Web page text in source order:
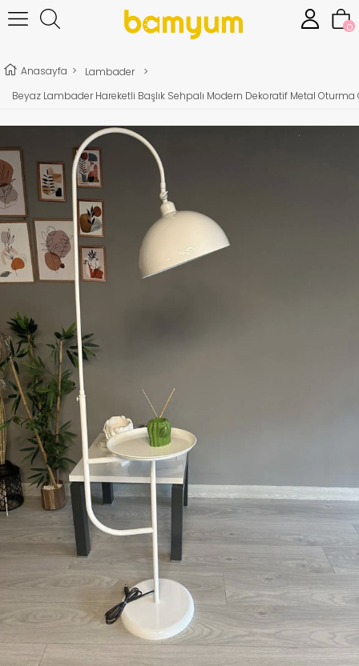
0
Anasayfa > Lambader
>
Beyaz Lambader Hareketli Başlık Sehpalı Modern Dekoratif Metal Oturma